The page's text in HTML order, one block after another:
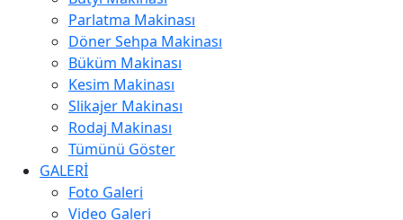
Parlatma Makinası
Döner Sehpa Makinası
Büküm Makinası
Kesim Makinası
Slikajer Makinası
Rodaj Makinası
Tümünü Göster
GALERİ
Foto Galeri
Video Galeri